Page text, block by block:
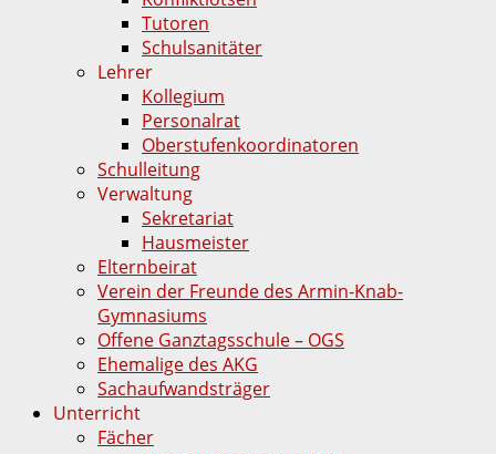
Tutoren
Schulsanitäter
Lehrer
Kollegium
Personalrat
Oberstufenkoordinatoren
Schulleitung
Verwaltung
Sekretariat
Hausmeister
Elternbeirat
Verein der Freunde des Armin-Knab-
Gymnasiums
Offene Ganztagsschule – OGS
Ehemalige des AKG
Sachaufwandsträger
Unterricht
Fächer